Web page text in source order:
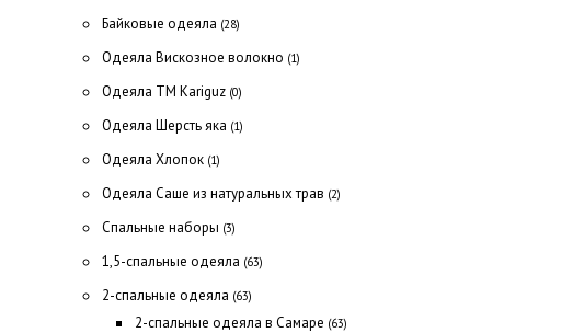
Байковые одеяла (28)
Одеяла Вискозное волокно (1)
Одеяла ТМ Kariguz (0)
Одеяла Шерсть яка (1)
Одеяла Хлопок (1)
Одеяла Саше из натуральных трав (2)
Спальные наборы (3)
1,5-спальные одеяла (63)
2-спальные одеяла (63)
2-спальные одеяла в Самаре (63)